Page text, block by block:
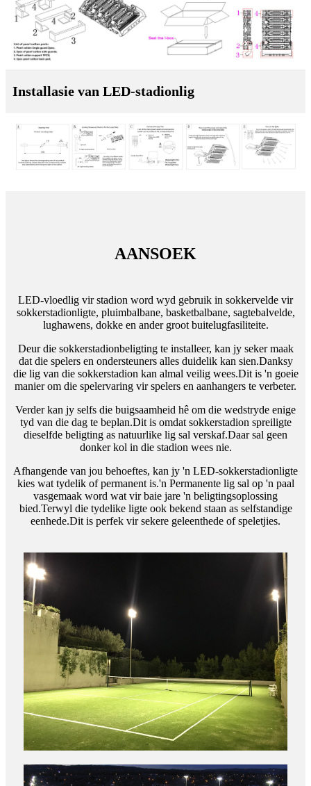
Installasie van LED-stadionlig
AANSOEK
LED-vloedlig vir stadion word wyd gebruik in sokkervelde vir
sokkerstadionligte, pluimbalbane, basketbalbane, sagtebalvelde,
lughawens, dokke en ander groot buitelugfasiliteite.
Deur die sokkerstadionbeligting te installeer, kan jy seker maak
dat die spelers en ondersteuners alles duidelik kan sien.Danksy
die lig van die sokkerstadion kan almal veilig wees.Dit is 'n goeie
manier om die spelervaring vir spelers en aanhangers te verbeter.
Verder kan jy selfs die buigsaamheid hê om die wedstryde enige
tyd van die dag te beplan.Dit is omdat sokkerstadion spreiligte
dieselfde beligting as natuurlike lig sal verskaf.Daar sal geen
donker kol in die stadion wees nie.
Afhangende van jou behoeftes, kan jy 'n LED-sokkerstadionligte
kies wat tydelik of permanent is.'n Permanente lig sal op 'n paal
vasgemaak word wat vir baie jare 'n beligtingsoplossing
bied.Terwyl die tydelike ligte ook bekend staan ​​as selfstandige
eenhede.Dit is perfek vir sekere geleenthede of speletjies.